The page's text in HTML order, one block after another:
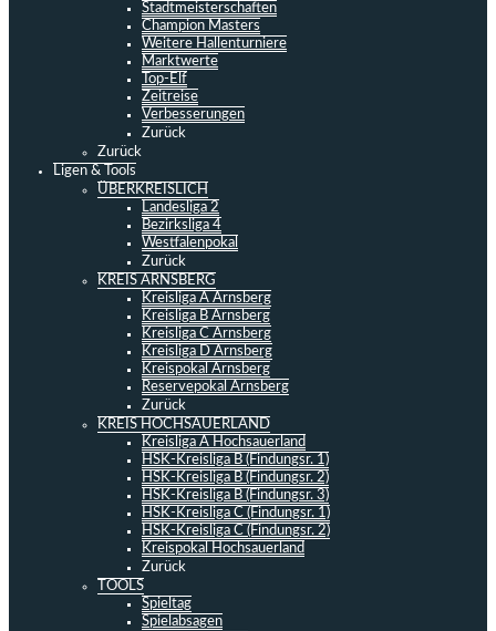
Stadtmeisterschaften
Champion Masters
Weitere Hallenturniere
Marktwerte
Top-Elf
Zeitreise
Verbesserungen
Zurück
Zurück
Ligen & Tools
ÜBERKREISLICH
Landesliga 2
Bezirksliga 4
Westfalenpokal
Zurück
KREIS ARNSBERG
Kreisliga A Arnsberg
Kreisliga B Arnsberg
Kreisliga C Arnsberg
Kreisliga D Arnsberg
Kreispokal Arnsberg
Reservepokal Arnsberg
Zurück
KREIS HOCHSAUERLAND
Kreisliga A Hochsauerland
HSK-Kreisliga B (Findungsr. 1)
HSK-Kreisliga B (Findungsr. 2)
HSK-Kreisliga B (Findungsr. 3)
HSK-Kreisliga C (Findungsr. 1)
HSK-Kreisliga C (Findungsr. 2)
Kreispokal Hochsauerland
Zurück
TOOLS
Spieltag
Spielabsagen